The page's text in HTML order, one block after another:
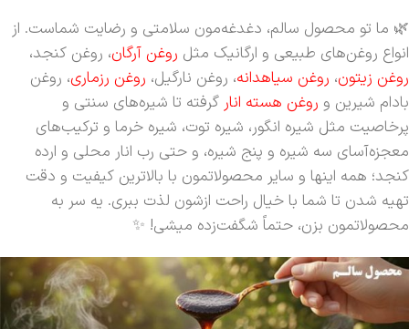
🌿 ما تو محصول سالم، دغدغه‌مون سلامتی و رضایت شماست. از
انواع روغن‌های طبیعی و ارگانیک مثل روغن آرگان، روغن کنجد،
روغن زیتون، روغن سیاهدانه، روغن نارگیل، روغن رزماری، روغن
بادام شیرین و روغن هسته انارگرفته تا شیره‌های سنتی و
پرخاصیت مثل شیره انگور، شیره توت، شیره خرما و ترکیب‌های
معجزه‌آسای سه شیره و پنج شیره، و حتی رب انار محلی و ارده
کنجد؛ همه اینها و سایر محصولاتمون با بالاترین کیفیت و دقت
تهیه شدن تا شما با خیال راحت ازشون لذت ببری. یه سر به
محصولاتمون بزن، حتماً شگفت‌زده میشی! ✨